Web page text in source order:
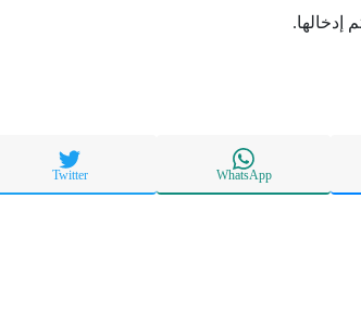
إدخالها.
WhatsApp
Twitter